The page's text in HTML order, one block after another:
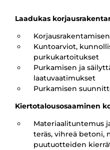
Laadukas
Kuntoarviot,
purkukartoitukset
Purkamisen ja
laatuvaatimukset
Purkamisen
Kiertotalousosaaminen
Materiaalituntemus
teräs, vihreä betoni,
puutuotteiden